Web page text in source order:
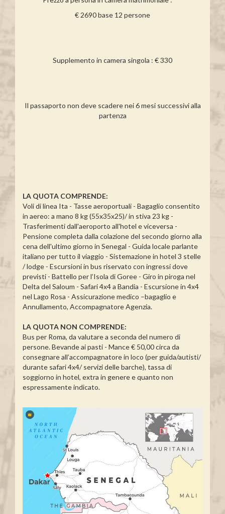
€ 2690 base 12 persone
Supplemento in camera singola : € 330
Il passaporto non deve scadere nei 6 mesi successivi alla
partenza
LA QUOTA COMPRENDE:
Voli di linea Ita - Tasse aeroportuali - Bagaglio consentito
in aereo: a mano 8 kg (55x35x25)/ in stiva 23 kg -
Trasferimenti dall'aeroporto all'hotel e viceversa -
Pensione completa dalla colazione del secondo giorno alla
cena dell'ultimo giorno in Senegal - Guida locale parlante
italiano per tutto il viaggio - Sistemazione in hotel 3 stelle
/ lodge - Escursioni in bus riservato con ingressi dove
previsti - Battello per l’Isola di Goree - Giro in piroga nel
Delta del Saloum - Safari 4x4 a Bandia - Escursione in 4x4
nel Lago Rosa - Assicurazione medico –bagaglio e
Annullamento, Accompagnatore Agenzia.
LA QUOTA NON COMPRENDE:
Bus per Roma, da valutare a seconda del numero di
persone. Bevande ai pasti - Mance € 50,00 circa da
consegnare all’accompagnatore in loco (per guida/autisti/
durante safari 4x4/ servizi delle barche), tassa di
soggiorno in hotel, extra in genere e quanto non
espressamente indicato.